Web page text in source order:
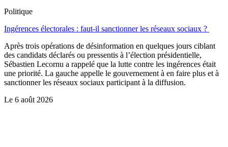
Politique
Ingérences électorales : faut-il sanctionner les réseaux sociaux ?
Après trois opérations de désinformation en quelques jours ciblant
des candidats déclarés ou pressentis à l’élection présidentielle,
Sébastien Lecornu a rappelé que la lutte contre les ingérences était
une priorité. La gauche appelle le gouvernement à en faire plus et à
sanctionner les réseaux sociaux participant à la diffusion.
Le 6 août 2026